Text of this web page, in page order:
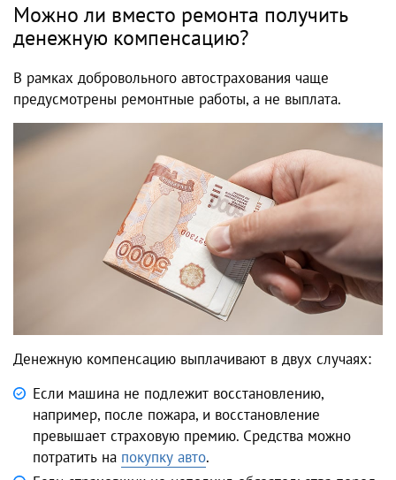
Можно ли вместо ремонта получить
денежную компенсацию?
В рамках добровольного автострахования чаще
предусмотрены ремонтные работы, а не выплата.
Денежную компенсацию выплачивают в двух случаях:
Если машина не подлежит восстановлению,
например, после пожара, и восстановление
превышает страховую премию. Средства можно
потратить на покупку авто.